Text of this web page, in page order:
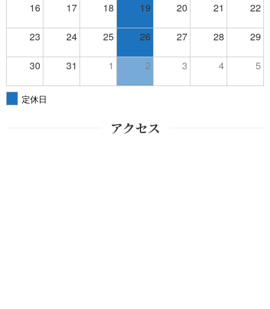
16 17 18 19 20 21 22
23 24 25 26 27 28 29
30 31 1 2 3 4 5
定休日
アクセス